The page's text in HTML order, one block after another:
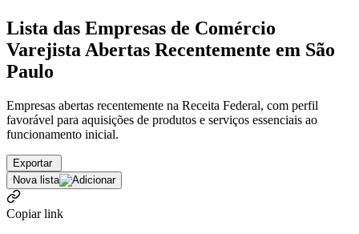
Lista das Empresas de Comércio
Varejista Abertas Recentemente em São
Paulo
Empresas abertas recentemente na Receita Federal, com perfil
favorável para aquisições de produtos e serviços essenciais ao
funcionamento inicial.
Exportar
Nova lista
Copiar link